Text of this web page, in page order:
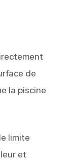
de
la piscine
limite
et